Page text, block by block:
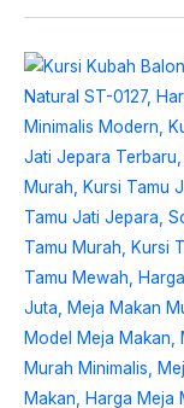
Kursi
Kubah
Balon
Murah
Terbaru
Ukiran
Jepara
Finishing
Natural
ST-
0127